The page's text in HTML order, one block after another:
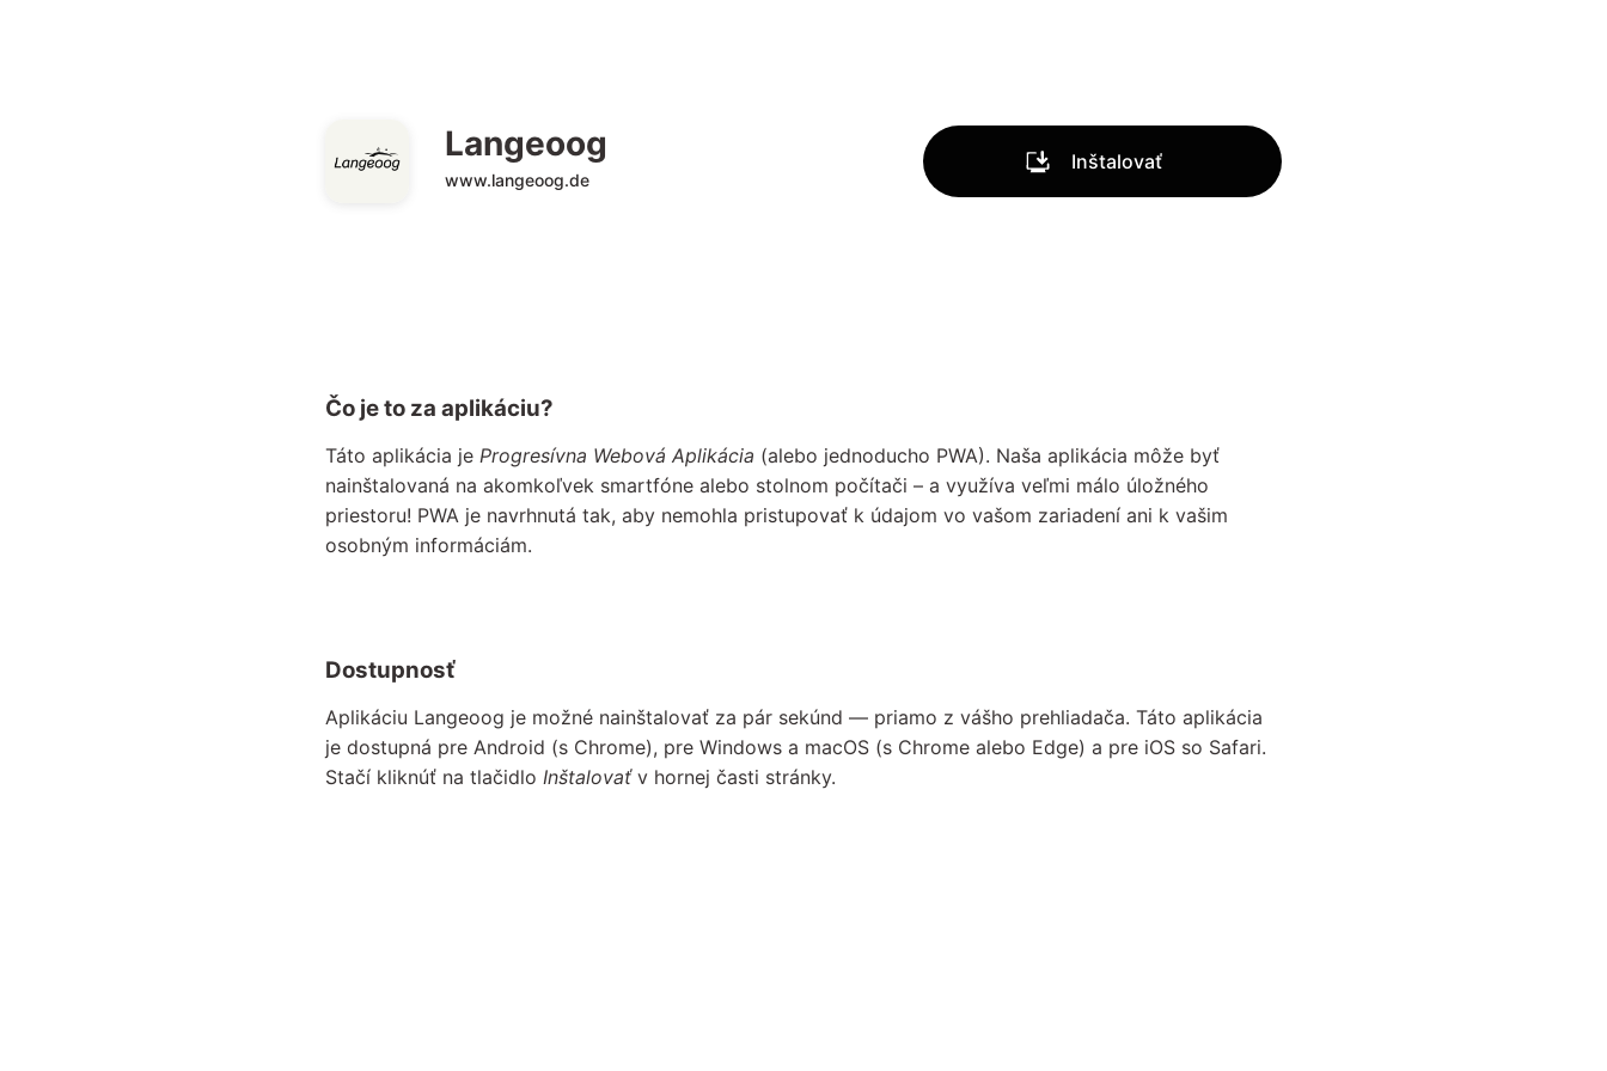
Langeoog
www.langeoog.de
Inštalovať
Čo je to za aplikáciu?
Táto aplikácia je Progresívna Webová Aplikácia (alebo jednoducho PWA). Naša aplikácia môže byť
nainštalovaná na akomkoľvek smartfóne alebo stolnom počítači – a využíva veľmi málo úložného
priestoru! PWA je navrhnutá tak, aby nemohla pristupovať k údajom vo vašom zariadení ani k vašim
osobným informáciám.
Dostupnosť
Aplikáciu Langeoog je možné nainštalovať za pár sekúnd — priamo z vášho prehliadača. Táto aplikácia
je dostupná pre Android (s Chrome), pre Windows a macOS (s Chrome alebo Edge) a pre iOS so Safari.
Stačí kliknúť na tlačidlo Inštalovaťv hornej časti stránky.